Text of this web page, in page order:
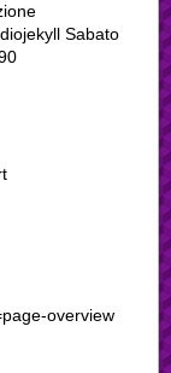
Sabato
overview